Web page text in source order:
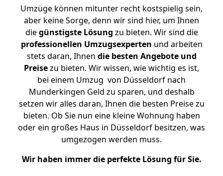
Umzüge können mitunter recht kostspielig sein,
aber keine Sorge, denn wir sind hier, um Ihnen
diegünstigste Lösung zu bieten. Wir sind die
professionellen Umzugsexperten und arbeiten
stets daran, Ihnen die besten Angebote und
Preisezu bieten. Wir wissen, wie wichtig es ist,
bei einem Umzug von Düsseldorf nach
Munderkingen Geld zu sparen, und deshalb
setzen wir alles daran, Ihnen die besten Preise zu
bieten. Ob Sie nun eine kleine Wohnung haben
oder ein großes Haus in Düsseldorf besitzen, was
umgezogen werden muss.
Wir haben immer die perfekte Lösung für Sie.